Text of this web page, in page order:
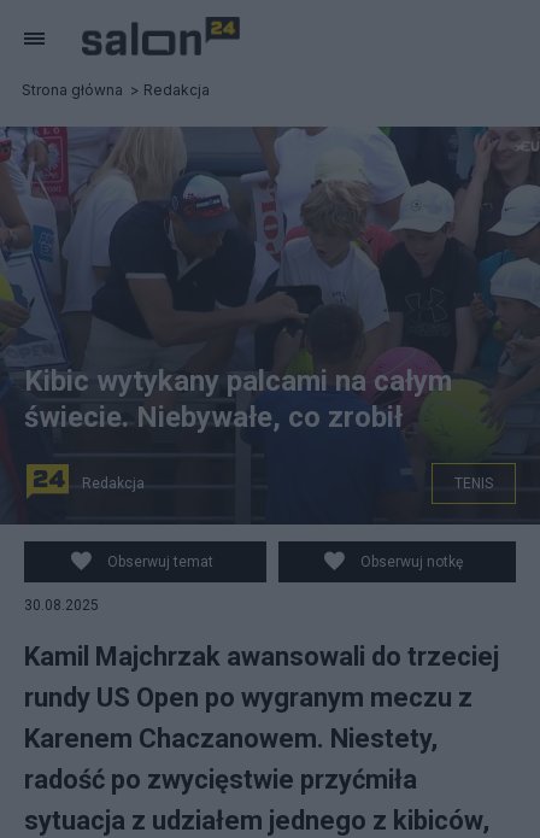
Strona główna Redakcja
Kibic wytykany palcami na całym
świecie. Niebywałe, co zrobił
Redakcja TENIS
Obserwuj temat Obserwuj notkę
30.08.2025
Kamil Majchrzak awansowali do trzeciej
rundy US Open po wygranym meczu z
Karenem Chaczanowem. Niestety,
radość po zwycięstwie przyćmiła
sytuacja z udziałem jednego z kibiców,